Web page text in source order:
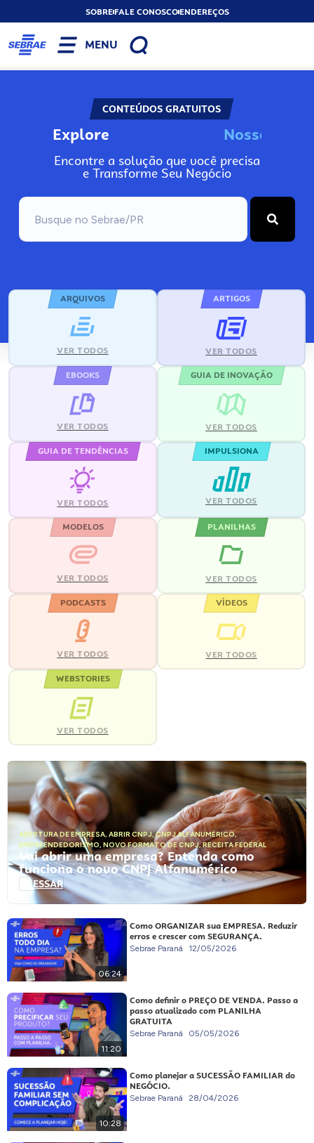
SOBREFALE CONOSCOENDEREÇOS
MENU
CONTEÚDOS GRATUITOS
Explore No
Encontre a solução que você precisa
e Transforme Seu Negócio
ARQUIVOS
VER TODOS
ARTIGOS
VER TODOS
EBOOKS
VER TODOS
GUIA DE INOVAÇÃO
VER TODOS
GUIA DE TENDÊNCIAS
VER TODOS
IMPULSIONA
VER TODOS
MODELOS
VER TODOS
PLANILHAS
VER TODOS
PODCASTS
VER TODOS
VÍDEOS
VER TODOS
WEBSTORIES
VER TODOS
ABERTURA DE EMPRESA, ABRIR CNPJ,CNPJ ALFANUMÉRICO,
EMPREENDEDORISMO, NOVO FORMATO DE CNPJ,RECEITA FEDERAL
Vai abrir uma empresa? Entenda como
funciona o novo CNPJ Alfanumérico
ACESSAR
06:24
Como ORGANIZAR sua EMPRESA. Reduzir
erros e crescer com SEGURANÇA.
Sebrae Paraná 12/05/2026
11:20
Como definir o PREÇO DE VENDA. Passo a
passo atualizado com PLANILHA
GRATUITA
Sebrae Paraná 05/05/2026
10:28
Como planejar a SUCESSÃO FAMILIAR do
NEGÓCIO.
Sebrae Paraná 28/04/2026